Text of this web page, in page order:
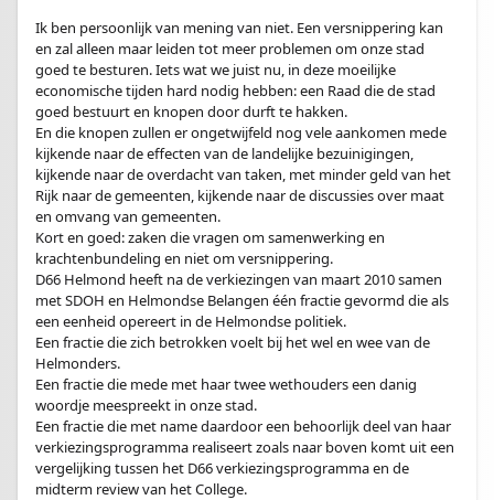
Ik ben persoonlijk van mening van niet. Een versnippering kan
en zal alleen maar leiden tot meer problemen om onze stad
goed te besturen. Iets wat we juist nu, in deze moeilijke
economische tijden hard nodig hebben: een Raad die de stad
goed bestuurt en knopen door durft te hakken.
En die knopen zullen er ongetwijfeld nog vele aankomen mede
kijkende naar de effecten van de landelijke bezuinigingen,
kijkende naar de overdacht van taken, met minder geld van het
Rijk naar de gemeenten, kijkende naar de discussies over maat
en omvang van gemeenten.
Kort en goed: zaken die vragen om samenwerking en
krachtenbundeling en niet om versnippering.
D66 Helmond heeft na de verkiezingen van maart 2010 samen
met SDOH en Helmondse Belangen één fractie gevormd die als
een eenheid opereert in de Helmondse politiek.
Een fractie die zich betrokken voelt bij het wel en wee van de
Helmonders.
Een fractie die mede met haar twee wethouders een danig
woordje meespreekt in onze stad.
Een fractie die met name daardoor een behoorlijk deel van haar
verkiezingsprogramma realiseert zoals naar boven komt uit een
vergelijking tussen het D66 verkiezingsprogramma en de
midterm review van het College.